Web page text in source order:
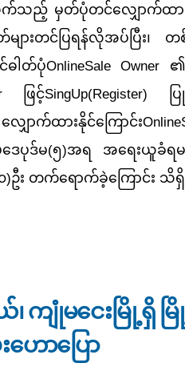
က်သည့် မှတ်ပုံတင်လျှောက်ထား
င်ပြရန်လိုအပ်ပြီး၊ တစ်
ါတ်ပုံOnlineSale
ဖြင့်
ာက်ထားနိုင်ကြောင်း
ေပုဒ်မ(၅)အရ အရေးယူခံရ
၀)ဦး တက်ရောက်ခဲ့ကြောင်း
သုံးကုန်ပစ္စည်းအမျိုးမျိုးရောင်းချသည့် လုပ်
ယ်၊ ကျုံမငေးမြို့
ောပြော